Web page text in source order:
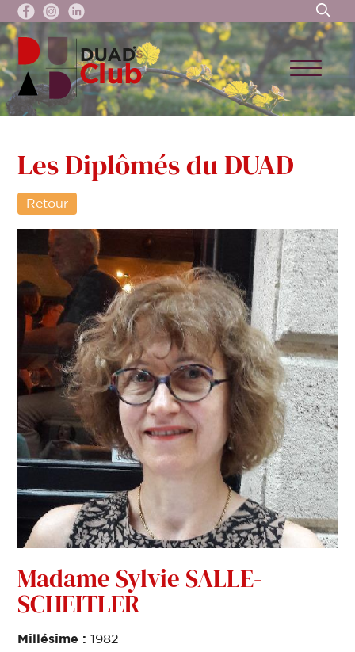
Les Diplômés du DUAD
Retour
Madame Sylvie SALLE-
SCHEITLER
Millésime :1982